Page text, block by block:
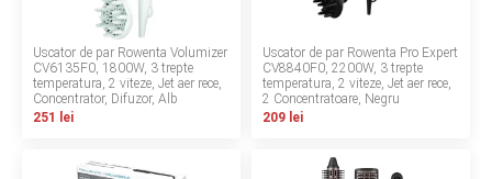
Depozit
Q & A
Branduri
Uscator de par Rowenta Volumizer
CV6135F0, 1800W, 3 trepte
temperatura, 2 viteze, Jet aer rece,
Concentrator, Difuzor, Alb
251 lei
Uscator de par Rowenta Pro Expert
CV8840F0, 2200W, 3 trepte
temperatura, 2 viteze, Jet aer rece,
2 Concentratoare, Negru
209 lei